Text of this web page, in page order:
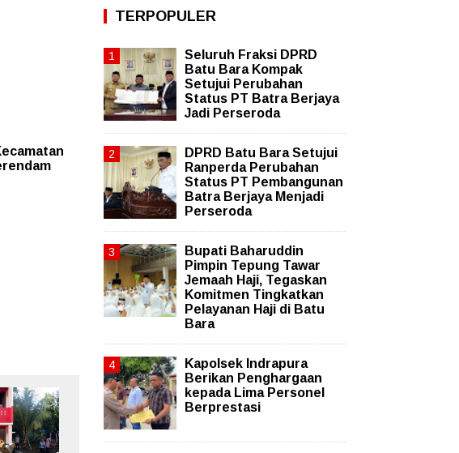
TERPOPULER
Seluruh Fraksi DPRD
Batu Bara Kompak
Setujui Perubahan
Status PT Batra Berjaya
Jadi Perseroda
DPRD Batu Bara Setujui
Ranperda Perubahan
Status PT Pembangunan
Batra Berjaya Menjadi
Perseroda
Bupati Baharuddin
Pimpin Tepung Tawar
Jemaah Haji, Tegaskan
Komitmen Tingkatkan
Pelayanan Haji di Batu
Bara
Kapolsek Indrapura
Berikan Penghargaan
kepada Lima Personel
Berprestasi